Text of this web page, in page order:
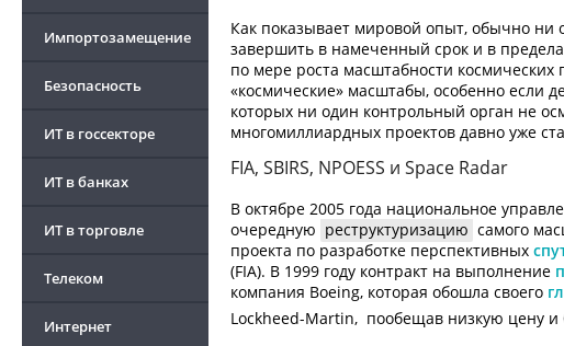
Импортозамещение
Безопасность
ИТ в госсекторе
ИТ в банках
ИТ в торговле
Телеком
Интернет
Как показывает мировой опыт, обычно ни
завершить в намеченный срок и в
по мере роста масштабности
«космические» масштабы, особенно если
которых ни один контрольный орган не
многомиллиардных проектов давно уже
FIA, SBIRS, NPOESS и Space Radar
В октябре 2005 года национальное
очередную реструктуризацию самого
проекта по разработке перспективных
(FIA). В 1999 году контракт на выполнение
компания Boeing, которая обошла своего
Lockheed-Martin,  пообещав низкую цену